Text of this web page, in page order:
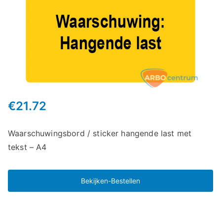
€21.72
Waarschuwingsbord / sticker hangende last met
tekst – A4
Bekijken-Bestellen